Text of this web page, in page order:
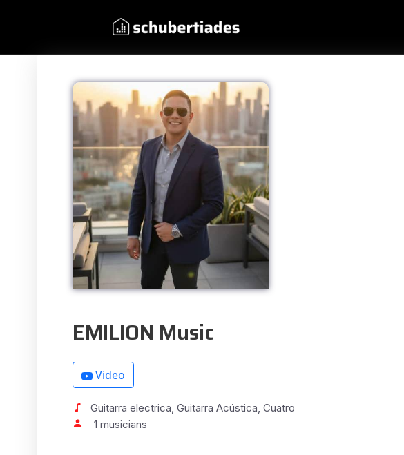
EMILION Music
Video
Guitarra electrica, Guitarra Acústica, Cuatro
1 musicians